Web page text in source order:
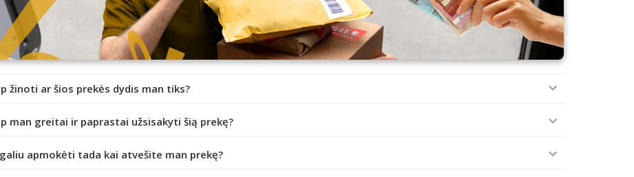
žinoti ar šios prekės dydis man tiks?
man greitai ir paprastai užsisakyti šią prekę?
apmokėti tada kai atvešite man prekę?